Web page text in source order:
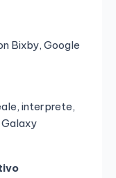
Bixby, Google
interprete,